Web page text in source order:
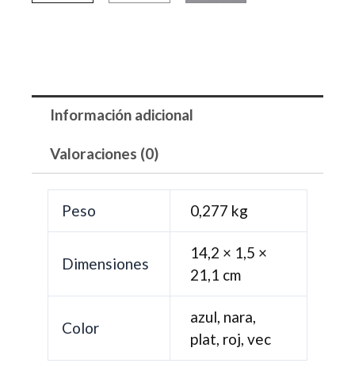
Información adicional
Valoraciones (0)
Peso 0,277 kg
Dimensiones
14,2 × 1,5 ×
21,1 cm
Color
azul, nara,
plat, roj, vec